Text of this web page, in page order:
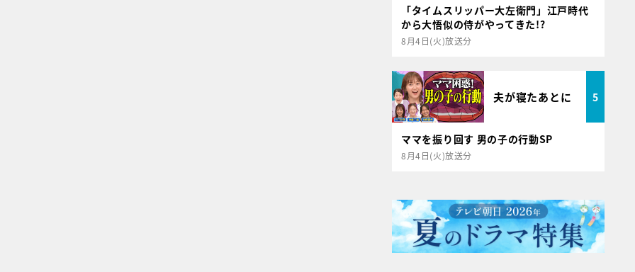
「タイムスリッパー大左衛門」江戸時代
から大悟似の侍がやってきた!?
8月4日(火)放送分
夫が寝たあとに 5
ママを振り回す 男の子の行動SP
8月4日(火)放送分